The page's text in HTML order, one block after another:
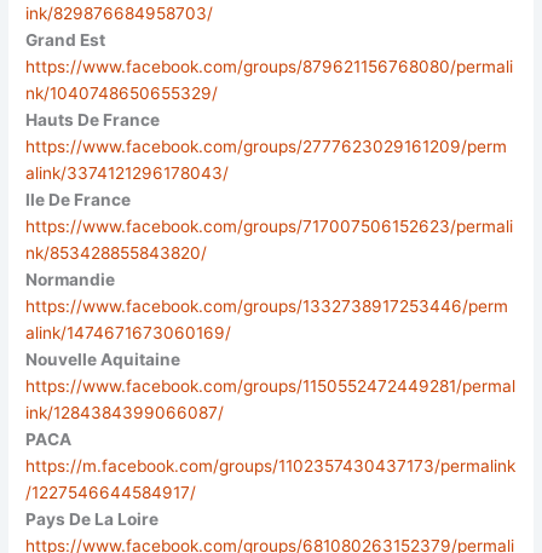
ink/829876684958703/
Grand Est
https://www.facebook.com/groups/879621156768080/permali
nk/1040748650655329/
Hauts De France
https://www.facebook.com/groups/2777623029161209/perm
alink/3374121296178043/
Ile De France
https://www.facebook.com/groups/717007506152623/permali
nk/853428855843820/
Normandie
https://www.facebook.com/groups/1332738917253446/perm
alink/1474671673060169/
Nouvelle Aquitaine
https://www.facebook.com/groups/1150552472449281/permal
ink/1284384399066087/
PACA
https://m.facebook.com/groups/1102357430437173/permalink
/1227546644584917/
Pays De La Loire
https://www.facebook.com/groups/681080263152379/permali